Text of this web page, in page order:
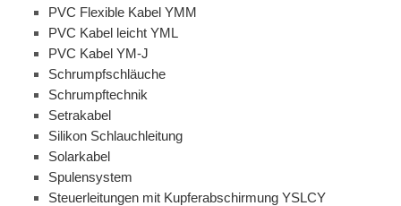
PVC Flexible Kabel YMM
PVC Kabel leicht YML
PVC Kabel YM-J
Schrumpfschläuche
Schrumpftechnik
Setrakabel
Silikon Schlauchleitung
Solarkabel
Spulensystem
Steuerleitungen mit Kupferabschirmung YSLCY